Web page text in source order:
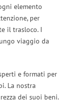
elemento
per
il trasloco. I
viaggio da
e formati per
La nostra
dei suoi beni.